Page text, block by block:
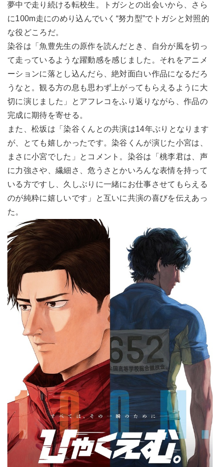
夢中で走り続ける転校生。トガシとの出会いから、さら
に100m走にのめり込んでいく“努力型”でトガシと対照的
な役どころだ。
染谷は「魚豊先生の原作を読んだとき、自分が風を切っ
て走っているような躍動感を感じました。それをアニメ
ーションに落とし込んだら、絶対面白い作品になるだろ
うなと。観る方の息も思わず上がってもらえるように大
切に演じました」とアフレコをふり返りながら、作品の
完成に期待を寄せる。
また、松坂は「染谷くんとの共演は14年ぶりとなります
が、とても嬉しかったです。染谷くんが演じた小宮は、
まさに小宮でした」とコメント。染谷は「桃李君は、声
に力強さや、繊細さ、危うさとかいろんな表情を持って
いる方ですし、久しぶりに一緒にお仕事させてもらえる
のが純粋に嬉しいです」と互いに共演の喜びを伝えあっ
た。